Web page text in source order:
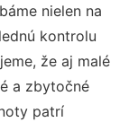
nielen na
kontrolu
že aj malé
a zbytočné
patrí